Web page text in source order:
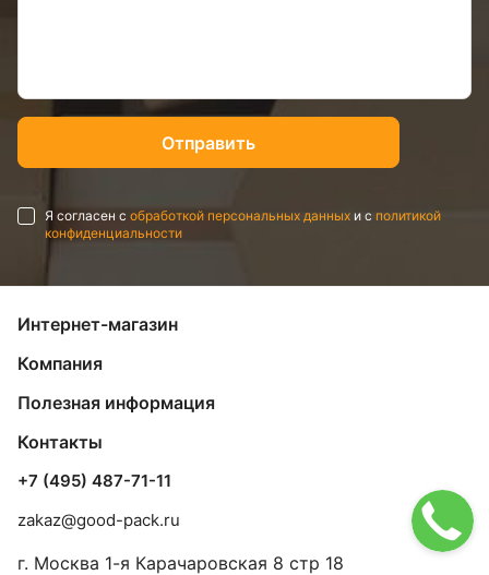
Я согласен с обработкой персональных данных и с политикой
конфиденциальности
Интернет-магазин
Компания
Полезная информация
Контакты
+7 (495) 487-71-11
zakaz@good-pack.ru
г. Москва 1-я Карачаровская 8 стр 18